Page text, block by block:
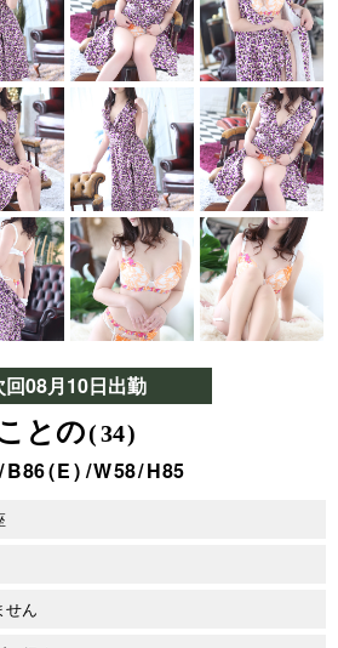
回08月10日出勤
との 34
86 E 58 85
せん